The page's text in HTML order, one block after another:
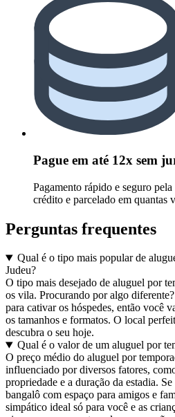
Pague em até 12x sem
Pagamento rápido e seguro
crédito e parcelado em quantas
Perguntas frequentes
Qual é o tipo mais popular de
Judeu?
O tipo mais desejado de aluguel por
os vila. Procurando por algo
para cativar os hóspedes, então você
os tamanhos e formatos. O local
descubra o seu hoje.
Qual é o valor de um aluguel por
O preço médio do aluguel por
influenciado por diversos fatores,
propriedade e a duração da estadia.
bangalô com espaço para amigos e
simpático ideal só para você e as